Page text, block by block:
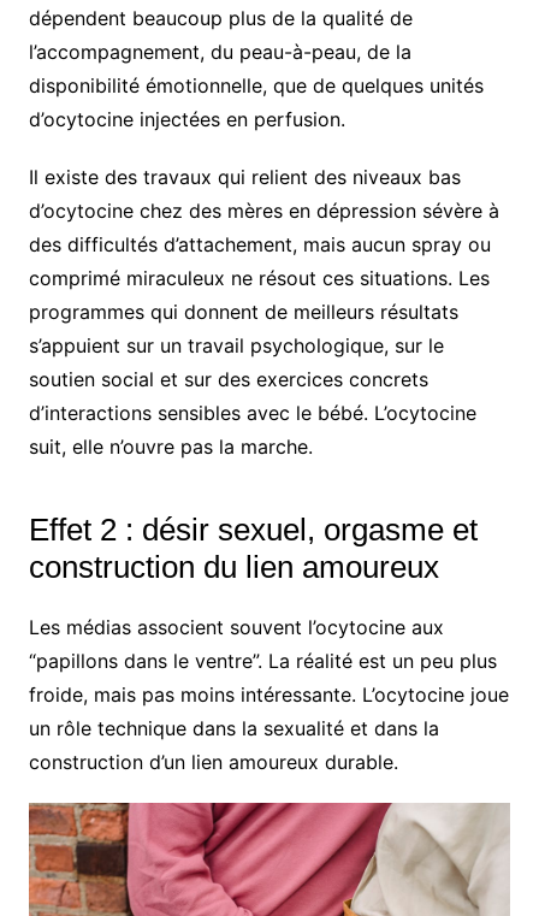
dépendent beaucoup plus de la qualité de
l’accompagnement, du peau-à-peau, de la
disponibilité émotionnelle, que de quelques unités
d’ocytocine injectées en perfusion.
Il existe des travaux qui relient des niveaux bas
d’ocytocine chez des mères en dépression sévère à
des difficultés d’attachement, mais aucun spray ou
comprimé miraculeux ne résout ces situations. Les
programmes qui donnent de meilleurs résultats
s’appuient sur un travail psychologique, sur le
soutien social et sur des exercices concrets
d’interactions sensibles avec le bébé. L’ocytocine
suit, elle n’ouvre pas la marche.
Effet 2 : désir sexuel, orgasme et
construction du lien amoureux
Les médias associent souvent l’ocytocine aux
“papillons dans le ventre”. La réalité est un peu plus
froide, mais pas moins intéressante. L’ocytocine joue
un rôle technique dans la sexualité et dans la
construction d’un lien amoureux durable.